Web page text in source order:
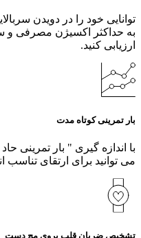
توانایی خود را در دویدن
به حداکثر اکسیژن مصرفی و
ارزیابی کنید.
بار تمرینی کوتاه مدت
با اندازه‌ گیری " بار تمرینی
می‌ توانید برای ارتقای تناسب
تشخیص ضربان قلب بروی مچ دست